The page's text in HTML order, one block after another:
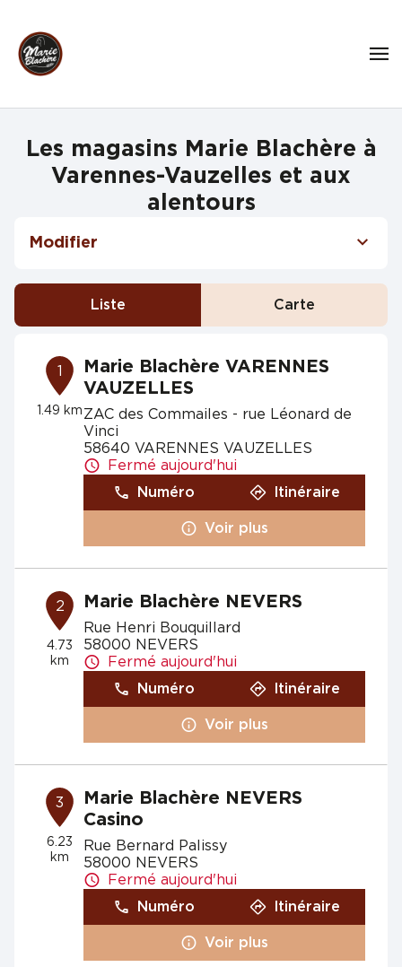
Les magasins Marie Blachère à
Varennes-Vauzelles et aux
alentours
Modifier
Liste Carte
1
1.49 km
Marie Blachère VARENNES
VAUZELLES
ZAC des Commailes - rue Léonard de
Vinci
58640 VARENNES VAUZELLES
Fermé aujourd'hui
Numéro
Itinéraire
Voir plus
2
4.73
km
Marie Blachère NEVERS
Rue Henri Bouquillard
58000 NEVERS
Fermé aujourd'hui
Numéro
Itinéraire
Voir plus
3
6.23
km
Marie Blachère NEVERS
Casino
Rue Bernard Palissy
58000 NEVERS
Fermé aujourd'hui
Numéro
Itinéraire
Voir plus